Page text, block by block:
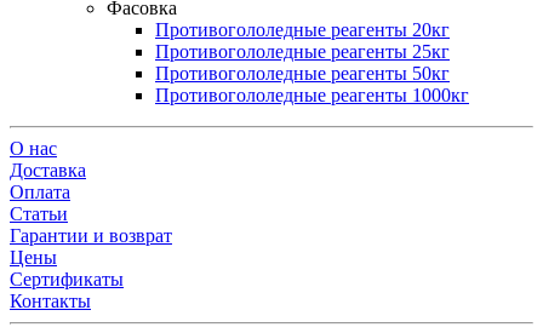
Фасовка
Противогололедные реагенты 20кг
Противогололедные реагенты 25кг
Противогололедные реагенты 50кг
Противогололедные реагенты 1000кг
О нас
Доставка
Оплата
Cтатьи
Гарантии и возврат
Цены
Сертификаты
Контакты